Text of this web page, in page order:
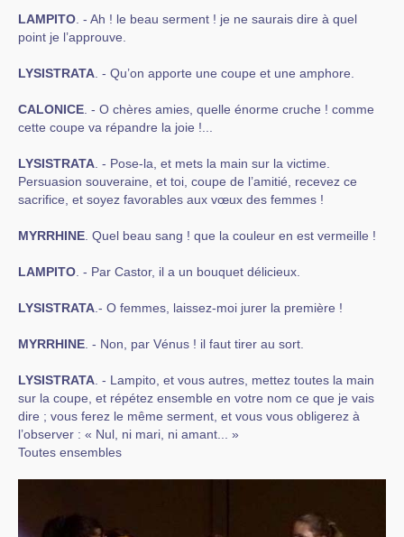
LAMPITO . - Ah ! le beau serment ! je ne saurais dire à quel
point je l’approuve.
LYSISTRATA . - Qu’on apporte une coupe et une amphore.
CALONICE . - O chères amies, quelle énorme cruche ! comme
cette coupe va répandre la joie !...
LYSISTRATA . - Pose-la, et mets la main sur la victime.
Persuasion souveraine, et toi, coupe de l’amitié, recevez ce
sacrifice, et soyez favorables aux vœux des femmes !
MYRRHINE . Quel beau sang ! que la couleur en est vermeille !
LAMPITO . - Par Castor, il a un bouquet délicieux.
LYSISTRATA .- O femmes, laissez-moi jurer la première !
MYRRHINE . - Non, par Vénus ! il faut tirer au sort.
LYSISTRATA . - Lampito, et vous autres, mettez toutes la main
sur la coupe, et répétez ensemble en votre nom ce que je vais
dire ; vous ferez le même serment, et vous vous obligerez à
l’observer : « Nul, ni mari, ni amant... »
Toutes ensembles